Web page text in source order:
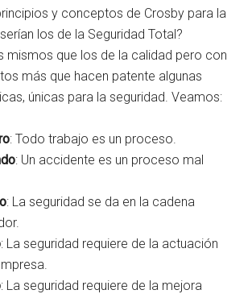
y conceptos de Crosby para la
los de la Seguridad Total?
mismos que los de la calidad pero con
más que hacen patente algunas
únicas para la seguridad. Veamos:
: Todo trabajo es un proceso.
: Un accidente es un proceso mal
: La seguridad se da en la cadena
: La seguridad requiere de la actuación
: La seguridad requiere de la mejora